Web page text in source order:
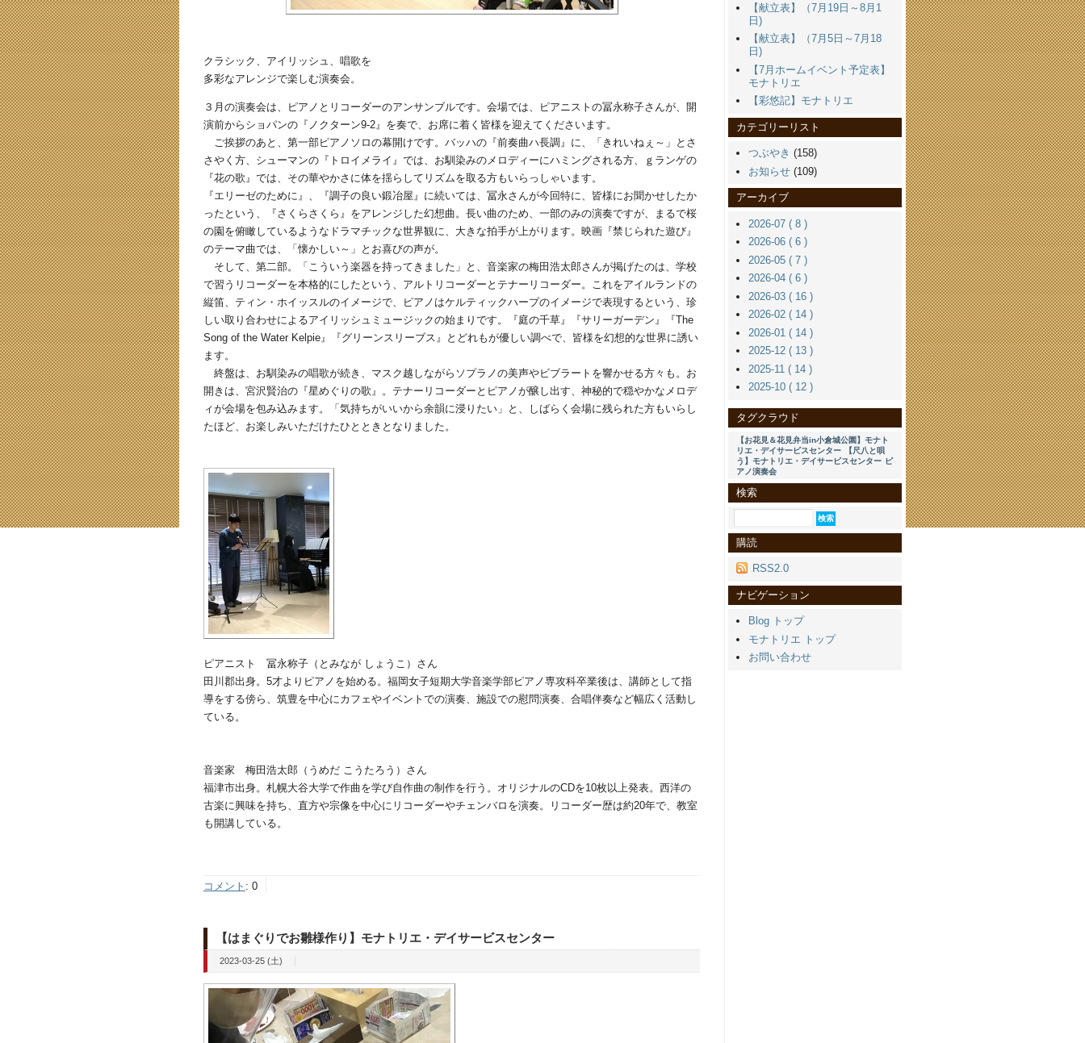
クラシック、アイリッシュ、唱歌を
多彩なアレンジで楽しむ演奏会。
３月の演奏会は、ピアノとリコーダーのアンサンブルです。会場では、ピアニストの冨永称子さんが、開
演前からショパンの『ノクターン9-2』を奏で、お席に着く皆様を迎えてくださいます。
ご挨拶のあと、第一部ピアノソロの幕開けです。バッハの『前奏曲ハ長調』に、「きれいねぇ～」とさ
さやく方、シューマンの『トロイメライ』では、お馴染みのメロディーにハミングされる方、ｇランゲの
『花の歌』では、その華やかさに体を揺らしてリズムを取る方もいらっしゃいます。
『エリーゼのために』、『調子の良い鍛冶屋』に続いては、冨永さんが今回特に、皆様にお聞かせしたか
ったという、『さくらさくら』をアレンジした幻想曲。長い曲のため、一部のみの演奏ですが、まるで桜
の園を俯瞰しているようなドラマチックな世界観に、大きな拍手が上がります。映画『禁じられた遊び』
のテーマ曲では、「懐かしい～」とお喜びの声が。
そして、第二部。「こういう楽器を持ってきました」と、音楽家の梅田浩太郎さんが掲げたのは、学校
で習うリコーダーを本格的にしたという、アルトリコーダーとテナーリコーダー。これをアイルランドの
縦笛、ティン・ホイッスルのイメージで、ピアノはケルティックハープのイメージで表現するという、珍
しい取り合わせによるアイリッシュミュージックの始まりです。『庭の千草』『サリーガーデン』『The
Song of the Water Kelpie』『グリーンスリーブス』とどれもが優しい調べで、皆様を幻想的な世界に誘い
ます。
終盤は、お馴染みの唱歌が続き、マスク越しながらソプラノの美声やビブラートを響かせる方々も。お
開きは、宮沢賢治の『星めぐりの歌』。テナーリコーダーとピアノが醸し出す、神秘的で穏やかなメロデ
ィが会場を包み込みます。「気持ちがいいから余韻に浸りたい」と、しばらく会場に残られた方もいらし
たほど、お楽しみいただけたひとときとなりました。
ピアニスト 冨永称子（とみなが しょうこ）さん
田川郡出身。5才よりピアノを始める。福岡女子短期大学音楽学部ピアノ専攻科卒業後は、講師として指
導をする傍ら、筑豊を中心にカフェやイベントでの演奏、施設での慰問演奏、合唱伴奏など幅広く活動し
ている。
音楽家 梅田浩太郎（うめだ こうたろう）さん
福津市出身。札幌大谷大学で作曲を学び自作曲の制作を行う。オリジナルのCDを10枚以上発表。西洋の
古楽に興味を持ち、直方や宗像を中心にリコーダーやチェンバロを演奏。リコーダー歴は約20年で、教室
も開講している。
コメント : 0
【はまぐりでお雛様作り】モナトリエ・デイサービスセンター
2023-03-25 (土)
【献立表】（7月19日～8月1
日)
【献立表】（7月5日～7月18
日)
【7月ホームイベント予定表】
モナトリエ
【彩悠記】モナトリエ
カテゴリーリスト
つぶやき (158)
お知らせ (109)
アーカイブ
2026-07 ( 8 )
2026-06 ( 6 )
2026-05 ( 7 )
2026-04 ( 6 )
2026-03 ( 16 )
2026-02 ( 14 )
2026-01 ( 14 )
2025-12 ( 13 )
2025-11 ( 14 )
2025-10 ( 12 )
タグクラウド
【お花見＆花見弁当in小倉城公園】モナト
リエ・デイサービスセンター
【尺八と唄
う】モナトリエ・デイサービスセンター ピ
アノ演奏会
検索
購読
RSS2.0
ナビゲーション
Blog トップ
モナトリエ トップ
お問い合わせ